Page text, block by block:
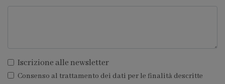
Iscrizione alle newsletter
Consenso al trattamento dei dati per le finalità descritte